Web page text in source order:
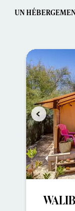
UN